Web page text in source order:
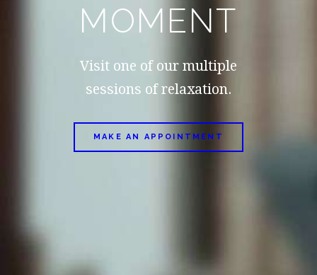
MOMENT
Visit one of our multiple
sessions of relaxation.
MAKE AN APPOINTMENT